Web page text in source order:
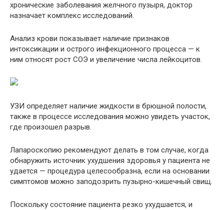
хронические заболевания желчного пузыря, доктор
назначает комплекс исследований.
Анализ крови показывает наличие признаков
интоксикации и острого инфекционного процесса — к
ним относят рост СОЭ и увеличение числа лейкоцитов.
УЗИ определяет наличие жидкости в брюшной полости,
также в процессе исследования можно увидеть участок,
где произошел разрыв.
Лапароскопию рекомендуют делать в том случае, когда
обнаружить источник ухудшения здоровья у пациента не
удается — процедура целесообразна, если на основании
симптомов можно заподозрить пузырно-кишечный свищ.
Поскольку состояние пациента резко ухудшается, и